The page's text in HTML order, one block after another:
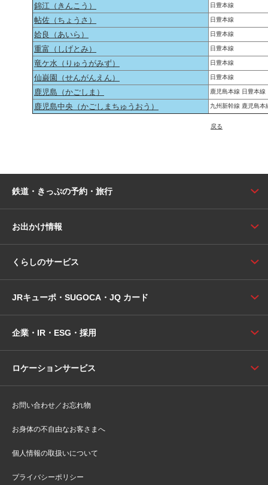
錦江（きんこう） 日豊本線
帖佐（ちょうさ） 日豊本線
姶良（あいら） 日豊本線
重富（しげとみ） 日豊本線
竜ケ水（りゅうがみず） 日豊本線
仙巌園（せんがんえん） 日豊本線
鹿児島（かごしま） 鹿児島本線 日豊本線
鹿児島中央（かごしまちゅうおう） 九州新幹線 鹿児島
戻る
鉄道・きっぷの予約・旅行
お出かけ情報
くらしのサービス
JRキューポ・SUGOCA・JQ カード
企業・IR・ESG・採用
ロケーションサービス
お問い合わせ／お忘れ物
お身体の不自由なお客さまへ
個人情報の取扱いについて
プライバシーポリシー